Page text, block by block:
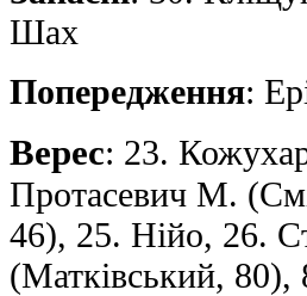
Шах
Попередження:
Верес: 23.
Протасевич М.
46), 25. Нійо, 26.
(Матківський,